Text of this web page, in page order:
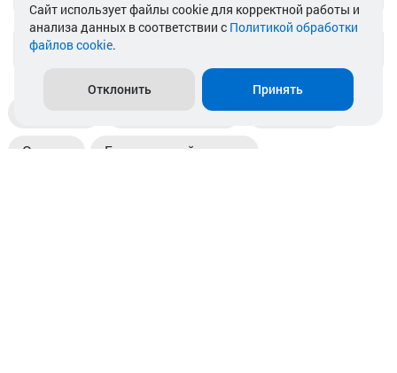
info@akkamulik.by
Пункты выдачи Магазины
Оплата Безналичный расчет
Cайт использует файлы cookie для корректной работы и
анализа данных в соответствии с Политикой обработки
файлов cookie.
Отклонить Принять